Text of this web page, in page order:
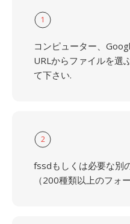
1
コンピューター、
URLからファイルを選
て下さい.
2
fssdもしくは必要な別
（200種類以上のフォ